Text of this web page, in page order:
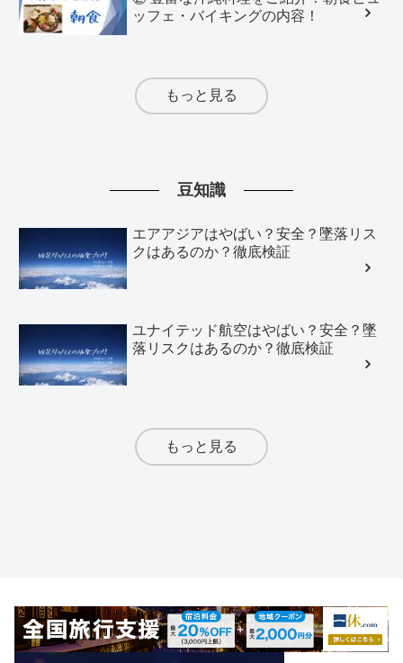
ッフェ・バイキングの内容！
もっと見る
豆知識
エアアジアはやばい？安全？墜落リス
クはあるのか？徹底検証
ユナイテッド航空はやばい？安全？墜
落リスクはあるのか？徹底検証
もっと見る